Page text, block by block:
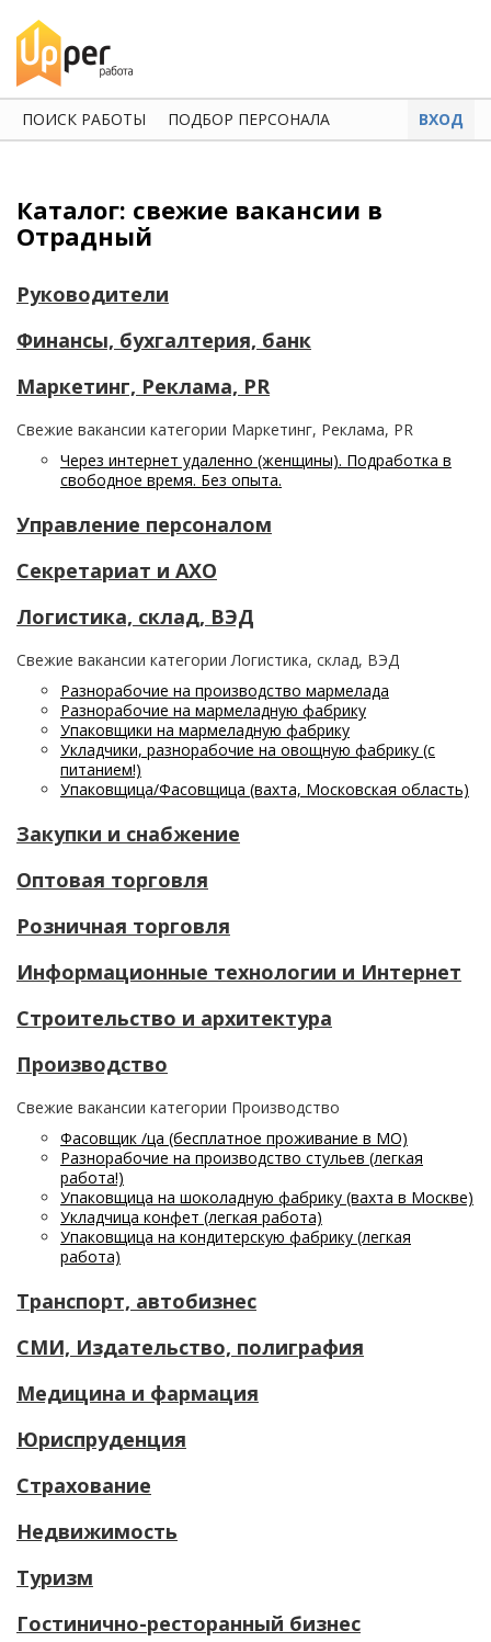
ПОИСК РАБОТЫ ПОДБОР ПЕРСОНАЛА ВХОД
Каталог: свежие вакансии в
Отрадный
Руководители
Финансы, бухгалтерия, банк
Маркетинг, Реклама, PR
Свежие вакансии категории Маркетинг, Реклама, PR
Через интернет удаленно (женщины). Подработка в
свободное время. Без опыта.
Управление персоналом
Секретариат и АХО
Логистика, склад, ВЭД
Свежие вакансии категории Логистика, склад, ВЭД
Разнорабочие на производство мармелада
Разнорабочие на мармеладную фабрику
Упаковщики на мармеладную фабрику
Укладчики, разнорабочие на овощную фабрику (с
питанием!)
Упаковщица/Фасовщица (вахта, Московская область)
Закупки и снабжение
Оптовая торговля
Розничная торговля
Информационные технологии и Интернет
Строительство и архитектура
Производство
Свежие вакансии категории Производство
Фасовщик /ца (бесплатное проживание в МО)
Разнорабочие на производство стульев (легкая
работа!)
Упаковщица на шоколадную фабрику (вахта в Москве)
Укладчица конфет (легкая работа)
Упаковщица на кондитерскую фабрику (легкая
работа)
Транспорт, автобизнес
СМИ, Издательство, полиграфия
Медицина и фармация
Юриспруденция
Страхование
Недвижимость
Туризм
Гостинично-ресторанный бизнес